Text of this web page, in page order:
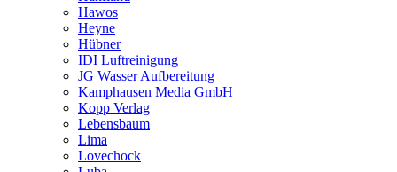
Hawos
Heyne
Hübner
IDI Luftreinigung
JG Wasser Aufbereitung
Kamphausen Media GmbH
Kopp Verlag
Lebensbaum
Lima
Lovechock